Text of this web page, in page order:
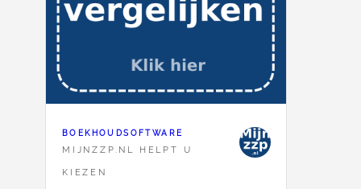
BOEKHOUDSOFTWARE
MIJNZZP.NL HELPT U
KIEZEN